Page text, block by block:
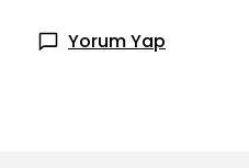
Yorum Yap